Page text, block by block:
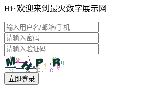
Hi~欢迎来到最火数字展示网
立即登录